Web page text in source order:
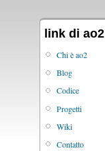
link di ao2
Chi è ao2
Blog
Codice
Progetti
Wiki
Contatto